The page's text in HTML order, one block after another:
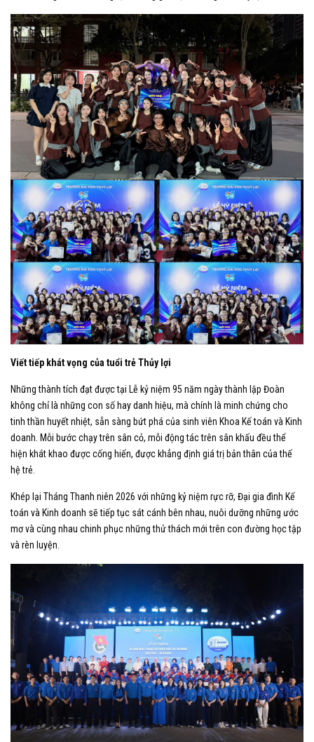
Viết tiếp khát vọng của tuổi trẻ Thủy lợi
Những thành tích đạt được tại Lễ kỷ niệm 95 năm ngày thành lập Đoàn
không chỉ là những con số hay danh hiệu, mà chính là minh chứng cho
tinh thần huyết nhiệt, sẵn sàng bứt phá của sinh viên Khoa Kế toán và Kinh
doanh. Mỗi bước chạy trên sân cỏ, mỗi động tác trên sân khấu đều thể
hiện khát khao được cống hiến, được khẳng định giá trị bản thân của thế
hệ trẻ.
Khép lại Tháng Thanh niên 2026 với những kỷ niệm rực rỡ, Đại gia đình Kế
toán và Kinh doanh sẽ tiếp tục sát cánh bên nhau, nuôi dưỡng những ước
mơ và cùng nhau chinh phục những thử thách mới trên con đường học tập
và rèn luyện.